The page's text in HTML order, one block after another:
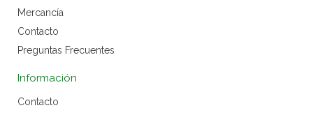
Mercancía
Contacto
Preguntas Frecuentes
Información
Contacto